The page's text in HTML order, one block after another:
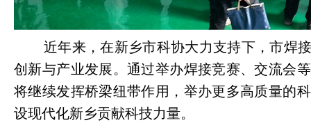
近年来，在新乡市科协大力支持下，市焊
创新与产业发展。通过举办焊接竞赛、交流会
将继续发挥桥梁纽带作用，举办更多高质量的
设现代化新乡贡献科技力量。